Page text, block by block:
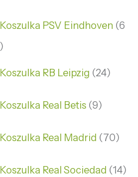
Koszulka PSV Eindhoven 6
Koszulka RB Leipzig 24
Koszulka Real Betis 9
Koszulka Real Madrid 70
Koszulka Real Sociedad 14